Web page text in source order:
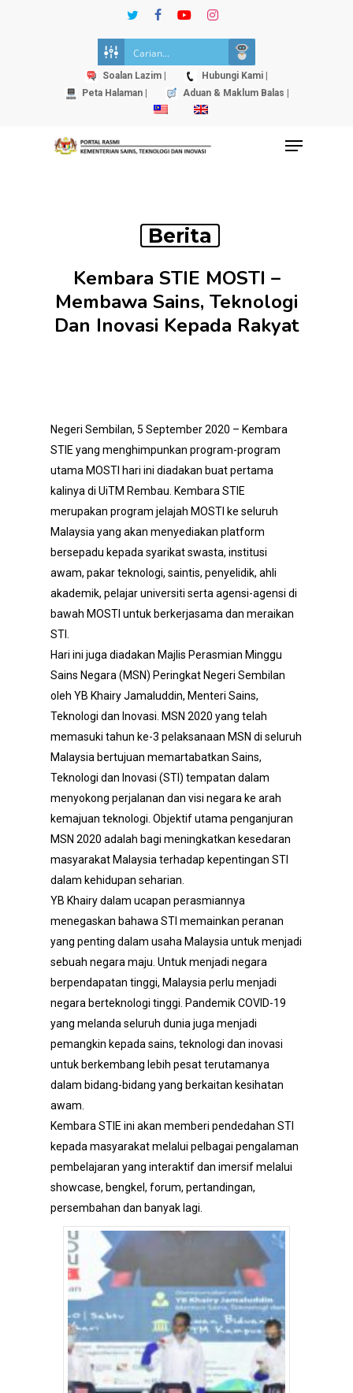
twitterfacebookyoutubeinstagram
Soalan Lazim |
Hubungi Kami |
Peta Halaman |
Aduan & Maklum Balas |
Menu
Berita
Kembara STIE MOSTI –
Membawa Sains, Teknologi
Dan Inovasi Kepada Rakyat
Negeri Sembilan, 5 September 2020 – Kembara
STIE yang menghimpunkan program-program
utama MOSTI hari ini diadakan buat pertama
kalinya di UiTM Rembau. Kembara STIE
merupakan program jelajah MOSTI ke seluruh
Malaysia yang akan menyediakan platform
bersepadu kepada syarikat swasta, institusi
awam, pakar teknologi, saintis, penyelidik, ahli
akademik, pelajar universiti serta agensi-agensi di
bawah MOSTI untuk berkerjasama dan meraikan
STI.
Hari ini juga diadakan Majlis Perasmian Minggu
Sains Negara (MSN) Peringkat Negeri Sembilan
oleh YB Khairy Jamaluddin, Menteri Sains,
Teknologi dan Inovasi. MSN 2020 yang telah
memasuki tahun ke-3 pelaksanaan MSN di seluruh
Malaysia bertujuan memartabatkan Sains,
Teknologi dan Inovasi (STI) tempatan dalam
menyokong perjalanan dan visi negara ke arah
kemajuan teknologi. Objektif utama penganjuran
MSN 2020 adalah bagi meningkatkan kesedaran
masyarakat Malaysia terhadap kepentingan STI
dalam kehidupan seharian.
YB Khairy dalam ucapan perasmiannya
menegaskan bahawa STI memainkan peranan
yang penting dalam usaha Malaysia untuk menjadi
sebuah negara maju. Untuk menjadi negara
berpendapatan tinggi, Malaysia perlu menjadi
negara berteknologi tinggi. Pandemik COVID-19
yang melanda seluruh dunia juga menjadi
pemangkin kepada sains, teknologi dan inovasi
untuk berkembang lebih pesat terutamanya
dalam bidang-bidang yang berkaitan kesihatan
awam.
Kembara STIE ini akan memberi pendedahan STI
kepada masyarakat melalui pelbagai pengalaman
pembelajaran yang interaktif dan imersif melalui
showcase, bengkel, forum, pertandingan,
persembahan dan banyak lagi.